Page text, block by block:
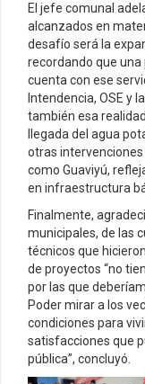
El jefe comunal
alcanzados en
desafío será la
recordando que
cuenta con ese
Intendencia, OSE y
también esa
llegada del agua
otras
como Guaviyú,
en infraestructura
Finalmente,
municipales, de las
técnicos que
de proyectos “no
por las que
Poder mirar a los
condiciones para
satisfacciones que
pública”, concluyó.